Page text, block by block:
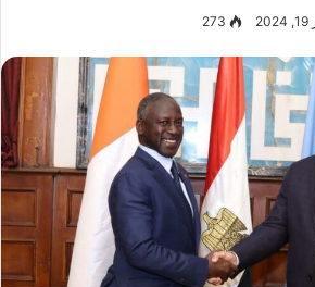
273